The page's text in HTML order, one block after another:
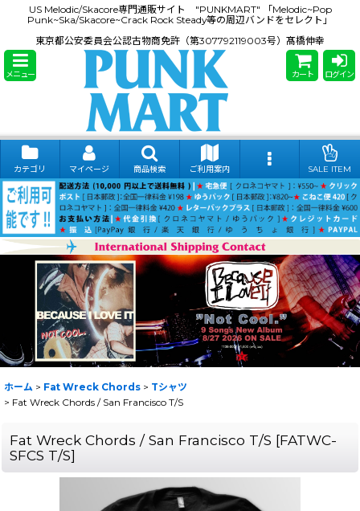
US Melodic/Skacore専門通販サイト "PUNKMART" 「Melodic~Pop
Punk~Ska/Skacore~Crack Rock Steady等の周辺バンドをセレクト」
東京都公安委員会公認古物商免許（第307792119003号）髙橋伸幸
メニュー カート ログイン
カテゴリ マイページ 商品検索 ご利用案内 SALE ITEM
ホーム > Fat Wreck Chords > Tシャツ
> Fat Wreck Chords / San Francisco T/S
Fat Wreck Chords / San Francisco T/S [FATWC-
SFCS T/S]